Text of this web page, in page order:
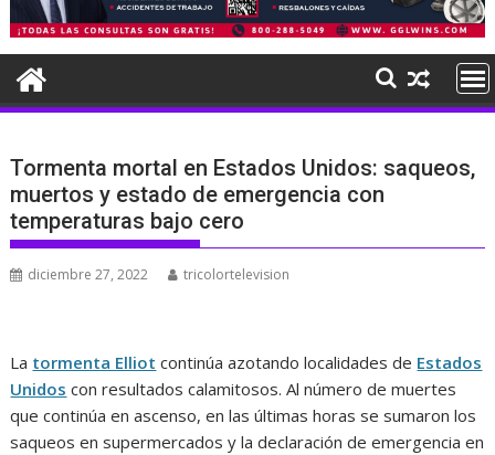
Tormenta mortal en Estados Unidos: saqueos,
muertos y estado de emergencia con
temperaturas bajo cero
diciembre 27, 2022 tricolortelevision
La tormenta Elliot continúa azotando localidades de Estados
Unidos con resultados calamitosos. Al número de muertes
que continúa en ascenso, en las últimas horas se sumaron los
saqueos en supermercados y la declaración de emergencia en